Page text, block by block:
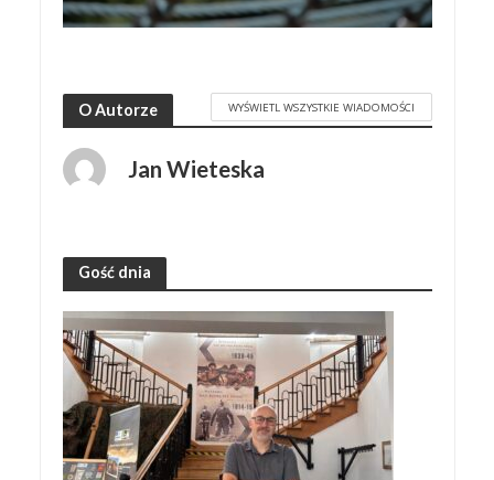
O Autorze WYŚWIETL WSZYSTKIE WIADOMOŚCI
Jan Wieteska
Gość dnia